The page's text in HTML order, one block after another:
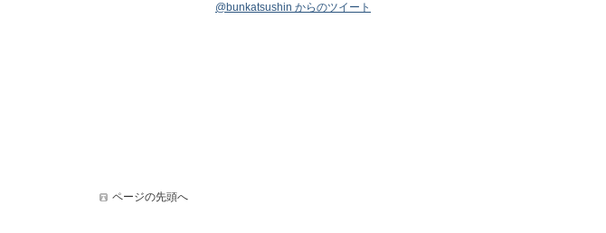
@bunkatsushin からのツイート
ページの先頭へ